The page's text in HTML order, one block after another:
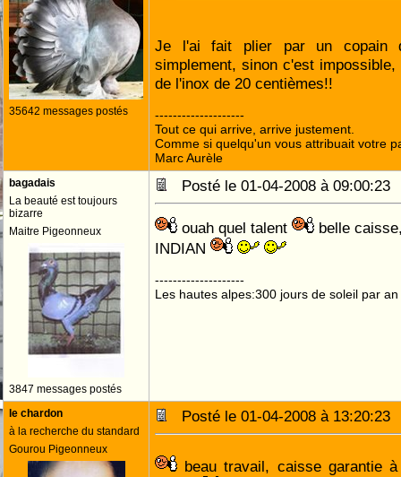
35642 messages postés
Je l'ai fait plier par un copain
simplement, sinon c'est
de l'inox de 20 centièmes!!
--------------------
Tout ce qui arrive, arrive justement.
Comme si quelqu'un vous attribuait votre
Marc Aurèle
bagadais
La beauté est toujours
bizarre
Maitre Pigeonneux
3847 messages postés
Posté le 01-04-2008 à
ouah quel talent
belle
INDIAN
--------------------
Les hautes alpes:300 jours de soleil par an
le chardon
à la recherche du standard
Gourou Pigeonneux
Posté le 01-04-2008 à
beau travail, caisse garantie